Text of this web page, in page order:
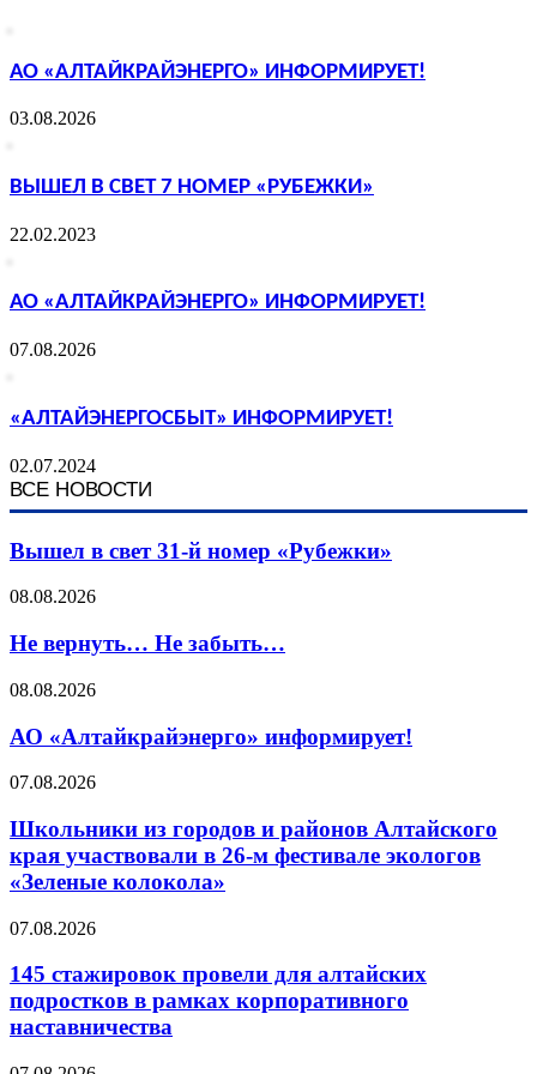
АО «АЛТАЙКРАЙЭНЕРГО» ИНФОРМИРУЕТ!
03.08.2026
ВЫШЕЛ В СВЕТ 7 НОМЕР «РУБЕЖКИ»
22.02.2023
АО «АЛТАЙКРАЙЭНЕРГО» ИНФОРМИРУЕТ!
07.08.2026
«АЛТАЙЭНЕРГОСБЫТ» ИНФОРМИРУЕТ!
02.07.2024
ВСЕ НОВОСТИ
Вышел в свет 31-й номер «Рубежки»
08.08.2026
Не вернуть… Не забыть…
08.08.2026
АО «Алтайкрайэнерго» информирует!
07.08.2026
Школьники из городов и районов Алтайского
края участвовали в 26-м фестивале экологов
«Зеленые колокола»
07.08.2026
145 стажировок провели для алтайских
подростков в рамках корпоративного
наставничества